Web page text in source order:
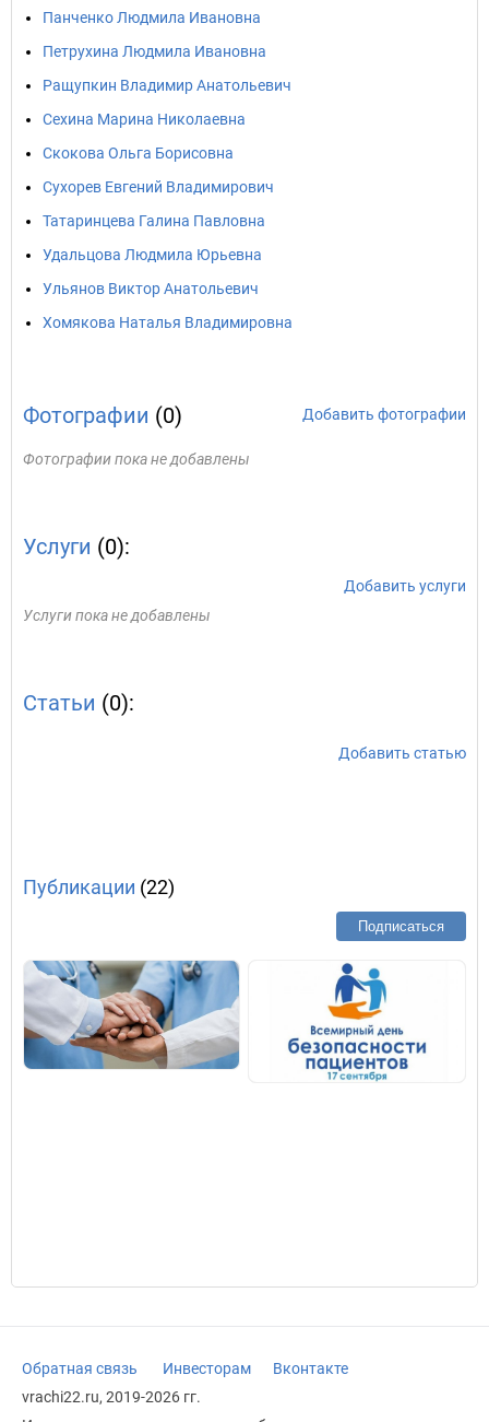
Панченко Людмила Ивановна
Петрухина Людмила Ивановна
Ращупкин Владимир Анатольевич
Сехина Марина Николаевна
Скокова Ольга Борисовна
Сухорев Евгений Владимирович
Татаринцева Галина Павловна
Удальцова Людмила Юрьевна
Ульянов Виктор Анатольевич
Хомякова Наталья Владимировна
Фотографии (0) Добавить фотографии
Фотографии пока не добавлены
Услуги (0):
Добавить услуги
Услуги пока не добавлены
Статьи (0):
Добавить статью
Публикации (22)
Подписаться
Обратная связь Инвесторам
Вконтакте
vrachi22.ru, 2019-2026 гг.